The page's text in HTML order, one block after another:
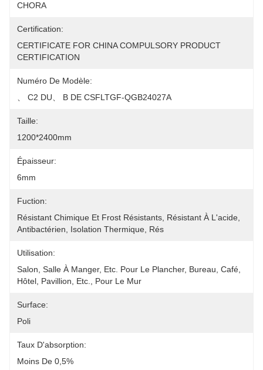
CHORA
Certification:
CERTIFICATE FOR CHINA COMPULSORY PRODUCT
CERTIFICATION
Numéro De Modèle:
、 C2 DU、 B DE CSFLTGF-QGB24027A
Taille:
1200*2400mm
Épaisseur:
6mm
Fuction:
Résistant Chimique Et Frost Résistants, Résistant À L'acide,
Antibactérien, Isolation Thermique, Rés
Utilisation:
Salon, Salle À Manger, Etc. Pour Le Plancher, Bureau, Café,
Hôtel, Pavillion, Etc., Pour Le Mur
Surface:
Poli
Taux D'absorption:
Moins De 0,5%